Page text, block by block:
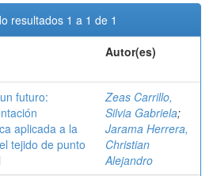
resultados 1 a 1 de 1
Autor(es)
futuro:
aplicada a la
tejido de punto
Zeas Carrillo,
Silvia Gabriela;
Jarama Herrera,
Christian
Alejandro